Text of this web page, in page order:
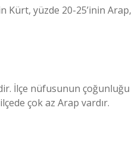
Kürt, yüzde 20-25’inin
İlçe nüfusunun
çok az Arap vardır.